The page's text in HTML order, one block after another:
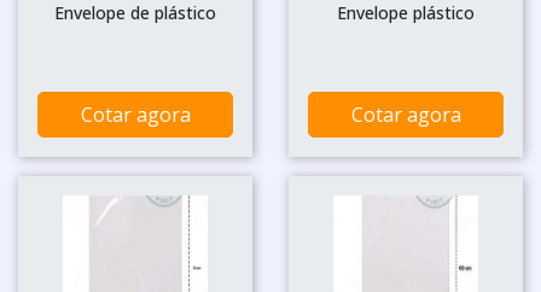
Envelope de plástico
Cotar agora
Envelope plástico
Cotar agora